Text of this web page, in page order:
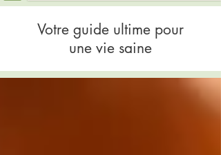
Votre guide ultime pour
une vie saine